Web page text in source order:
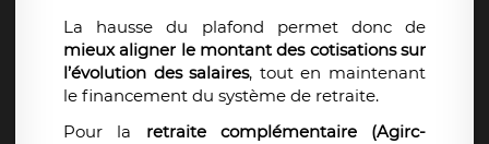
La hausse du plafond permet donc de
mieux aligner le montant des cotisations sur
l’évolution des salaires, tout en maintenant
le financement du système de retraite.
Pour la retraite complémentaire (Agirc-